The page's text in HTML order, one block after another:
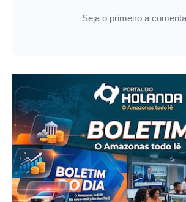
Seja o primeiro a